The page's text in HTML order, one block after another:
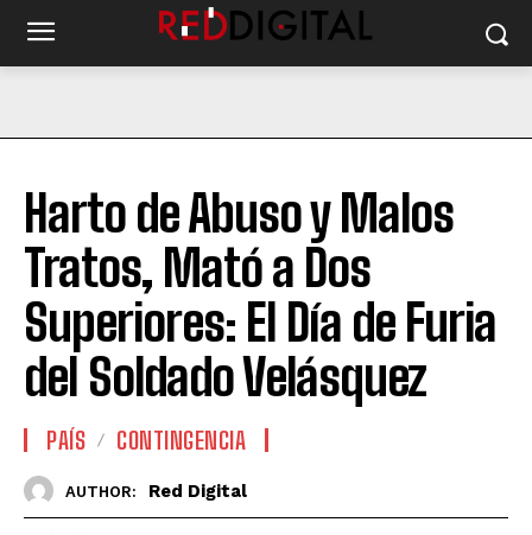
Harto de Abuso y Malos
Tratos, Mató a Dos
Superiores: El Día de Furia
del Soldado Velásquez
PAÍS CONTINGENCIA
AUTHOR: Red Digital